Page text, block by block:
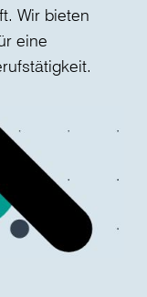
Wir bieten
eine